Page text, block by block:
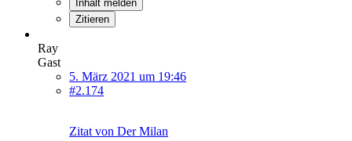
Inhalt melden
Zitieren
Ray
Gast
5. März 2021 um 19:46
#2.174
Zitat von Der Milan